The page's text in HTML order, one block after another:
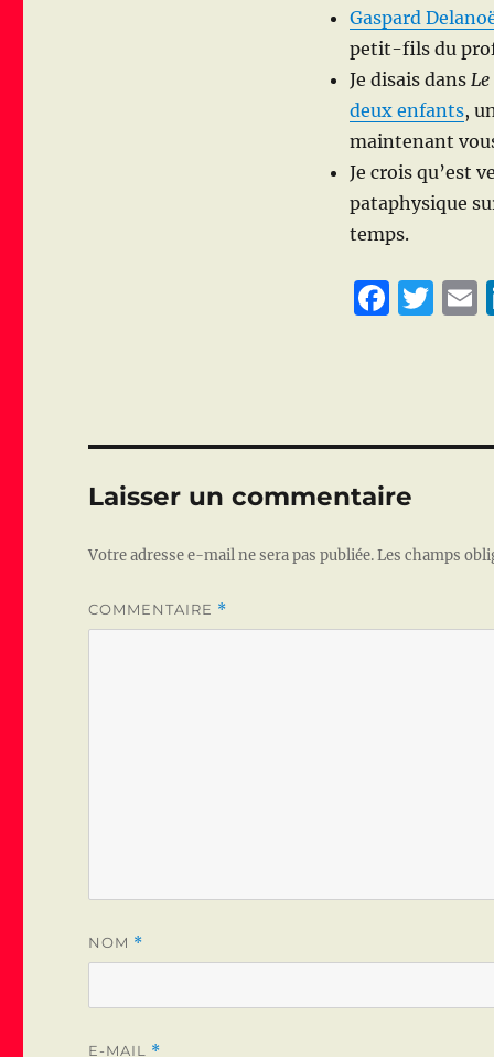
Gaspard
petit-fils du
Je disais dans
deux enfants,
maintenant
Je crois qu’est
pataphysique
temps.
F
b
o
k
T
r
Laisser un commentaire
Votre adresse e-mail ne sera pas publiée.Les champs
COMMENTAIRE *
NOM *
E-MAIL *